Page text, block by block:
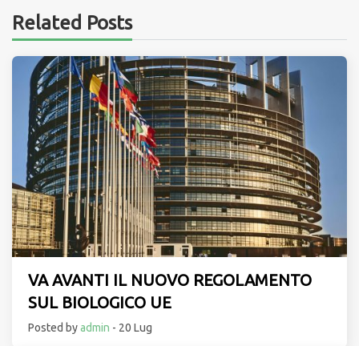
Related Posts
VA AVANTI IL NUOVO REGOLAMENTO
SUL BIOLOGICO UE
Posted byadmin - 20 Lug